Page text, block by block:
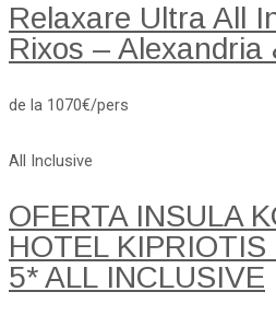
Relaxare Ultra All
Rixos – Alexandria
de la 1070€/pers
All Inclusive
OFERTA INSULA
HOTEL
5* ALL INCLUSIVE